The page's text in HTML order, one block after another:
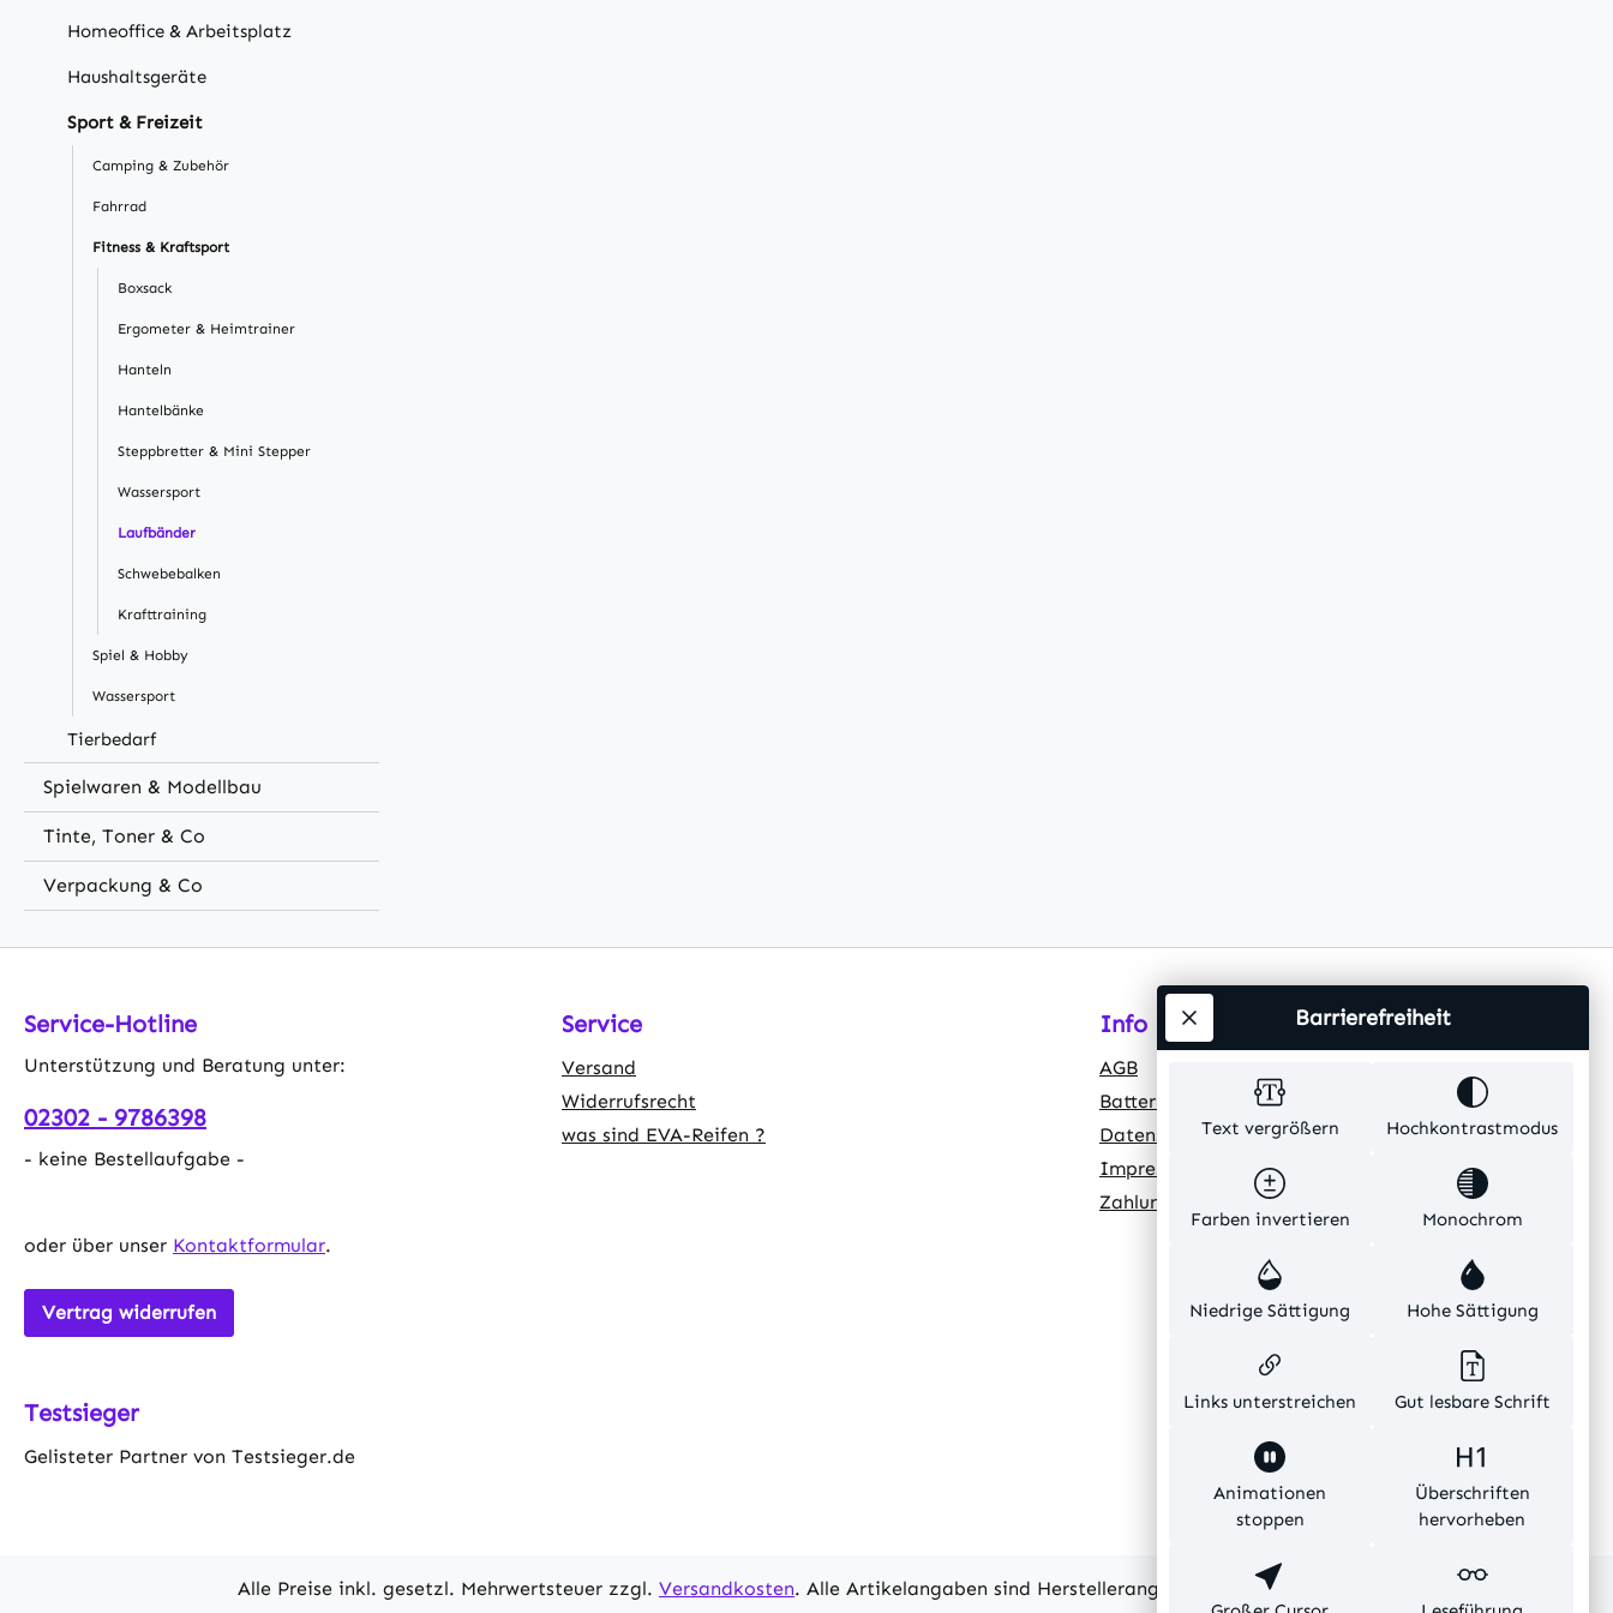
Homeoffice & Arbeitsplatz
Haushaltsgeräte
Sport & Freizeit
Camping & Zubehör
Fahrrad
Fitness & Kraftsport
Boxsack
Ergometer & Heimtrainer
Hanteln
Hantelbänke
Steppbretter & Mini Stepper
Wassersport
Laufbänder
Schwebebalken
Krafttraining
Spiel & Hobby
Wassersport
Tierbedarf
Spielwaren & Modellbau
Tinte, Toner & Co
Verpackung & Co
Service-Hotline
Unterstützung und Beratung unter:
02302 - 9786398
- keine Bestellaufgabe -
oder über unser Kontaktformular.
Vertrag widerrufen
Service
Versand
Widerrufsrecht
was sind EVA-Reifen ?
Info
AGB
Batteriehinweis
Datenschutz
Impressum
Zahlungsarten
Testsieger
Gelisteter Partner von Testsieger.de
Alle Preise inkl. gesetzl. Mehrwertsteuer zzgl. Versandkosten. Alle Artikelangaben sind Herstellerangaben und ohne Gewähr.
Text vergrößern Hochkontrastmodus
Farben invertieren Monochrom
Niedrige Sättigung Hohe Sättigung
Links unterstreichen Gut lesbare Schrift
Animationen
stoppen
Überschriften
hervorheben
Barrierefreiheit